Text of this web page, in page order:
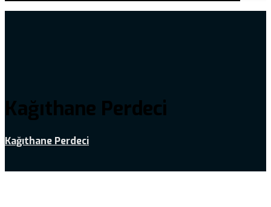
Kağıthane Perdeci
Kağıthane Perdeci